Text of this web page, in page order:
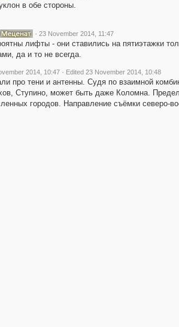
в обе стороны.
· 23 November 2014, 11:47
лифты - они ставились на пятиэтажки
да и то не всегда.
2014, 10:47 · Edited 23 November 2014, 10:48
про тени и антенны. Судя по взаимной
Ступино, может быть даже Коломна.
городов. Направление съёмки северо-